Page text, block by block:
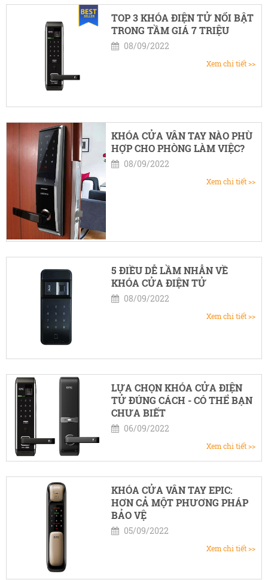
TOP 3 KHÓA ĐIỆN TỬ NỔI BẬT
TRONG TẦM GIÁ 7 TRIỆU
08/09/2022
Xem chi tiết >>
KHÓA CỬA VÂN TAY NÀO PHÙ
HỢP CHO PHÒNG LÀM VIỆC?
08/09/2022
Xem chi tiết >>
5 ĐIỀU DỄ LẦM NHẪN VỀ
KHÓA CỬA ĐIỆN TỬ
08/09/2022
Xem chi tiết >>
LỰA CHỌN KHÓA CỬA ĐIỆN
TỬ ĐÚNG CÁCH - CÓ THỂ BẠN
CHƯA BIẾT
06/09/2022
Xem chi tiết >>
KHÓA CỬA VÂN TAY EPIC:
HƠN CẢ MỘT PHƯƠNG PHÁP
BẢO VỆ
05/09/2022
Xem chi tiết >>